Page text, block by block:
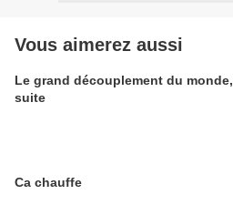
Vous aimerez aussi
Le grand découplement du monde,
suite
Ca chauffe